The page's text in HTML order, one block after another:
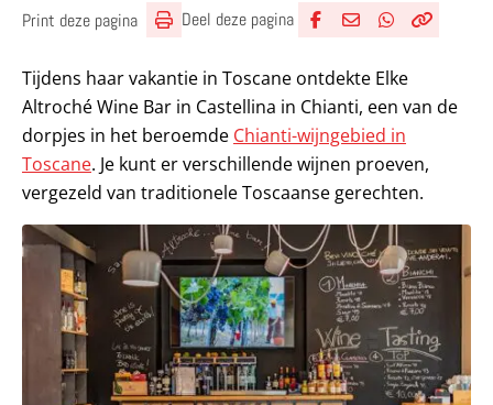
Print deze pagina Deel deze pagina
Tijdens haar vakantie in Toscane ontdekte Elke
Altroché Wine Bar in Castellina in Chianti, een van de
dorpjes in het beroemde Chianti-wijngebied in
Toscane. Je kunt er verschillende wijnen proeven,
vergezeld van traditionele Toscaanse gerechten.